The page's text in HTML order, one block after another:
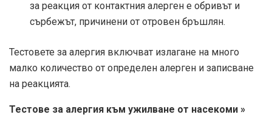
за реакция от контактния алерген е обривът и
сърбежът, причинени от отровен бръшлян.
Тестовете за алергия включват излагане на много
малко количество от определен алерген и записване
на реакцията.
Тестове за алергия към ужилване от насекоми »